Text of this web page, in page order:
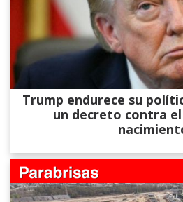
Trump endurece su
un decreto contra